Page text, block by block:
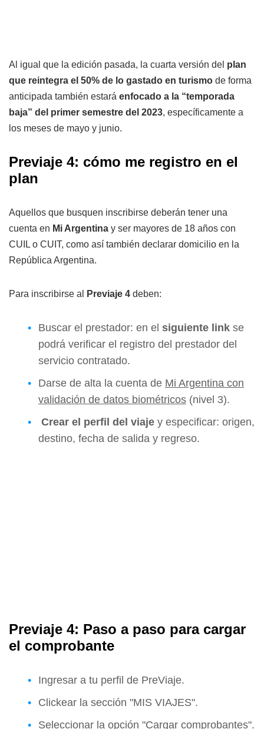
Al igual que la edición pasada, la cuarta versión del plan
que reintegra el 50% de lo gastado en turismo de forma
anticipada también estará enfocado a la “temporada
baja” del primer semestre del 2023, específicamente a
los meses de mayo y junio.
Previaje 4: cómo me registro en el
plan
Aquellos que busquen inscribirse deberán tener una
cuenta en Mi Argentina y ser mayores de 18 años con
CUIL o CUIT, como así también declarar domicilio en la
República Argentina.
Para inscribirse al Previaje 4 deben:
Buscar el prestador: en el siguiente link se
podrá verificar el registro del prestador del
servicio contratado.
Darse de alta la cuenta de Mi Argentina con
validación de datos biométricos (nivel 3).
Crear el perfil del viaje y especificar: origen,
destino, fecha de salida y regreso.
Previaje 4: Paso a paso para cargar
el comprobante
Ingresar a tu perfil de PreViaje.
Clickear la sección "MIS VIAJES".
Seleccionar la opción "Cargar comprobantes".